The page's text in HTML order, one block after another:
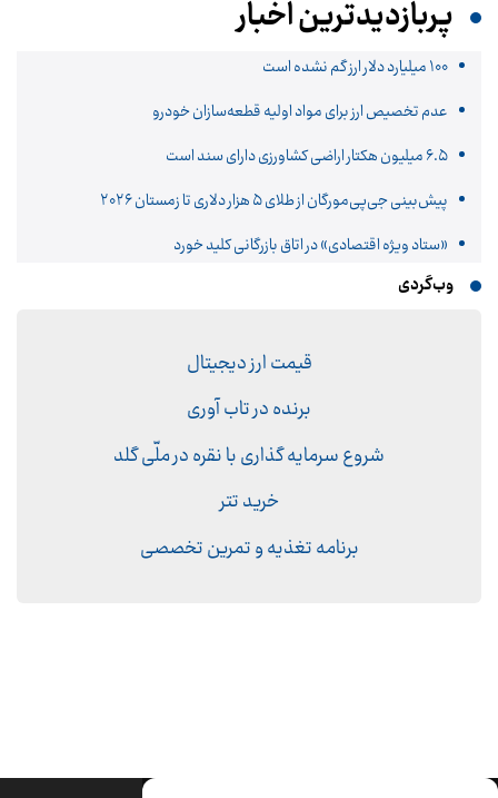
پربازدیدترین اخبار
۱۰۰ میلیارد دلار ارز گم نشده است
عدم تخصیص ارز برای مواد اولیه قطعه‌سازان خودرو
۶.۵ میلیون هکتار اراضی کشاورزی دارای سند است
پیش‌بینی جی‌پی‌مورگان از طلای ۵ هزار دلاری تا زمستان ۲۰۲۶
«ستاد ویژه اقتصادی» در اتاق بازرگانی کلید خورد
وب‌گردی
قیمت ارز دیجیتال
برنده در تاب آوری
شروع سرمایه گذاری با نقره در ملّی گلد
خرید تتر
برنامه تغذیه و تمرین تخصصی